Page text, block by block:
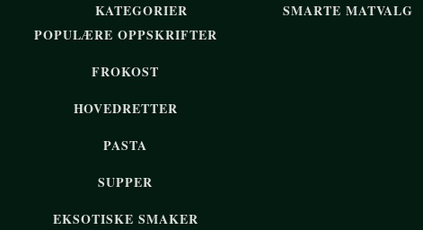
KATEGORIER
POPULÆRE OPPSKRIFTER
FROKOST
HOVEDRETTER
PASTA
SUPPER
EKSOTISKE SMAKER
SMARTE MATVALG